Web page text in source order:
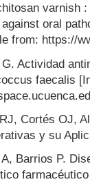
varnish
oral
from: https://
Actividad
faecalis
Cortés OJ,
y su
Barrios P.